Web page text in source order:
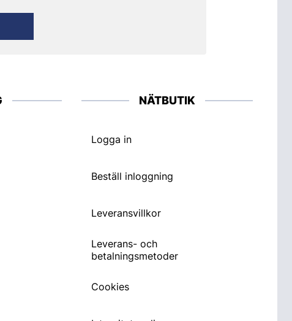
NÄTBUTIK
Logga in
Beställ inloggning
Leveransvillkor
Leverans- och
betalningsmetoder
Cookies